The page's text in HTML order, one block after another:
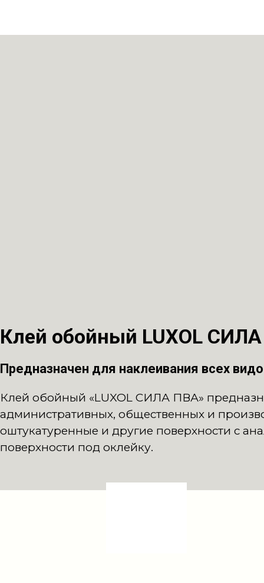
Клей обойный LUXOL
Предназначен для наклеивания всех
Клей обойный «LUXOL СИЛА ПВА»
административных, общественных и
оштукатуренные и другие поверхности с
поверхности под оклейку.